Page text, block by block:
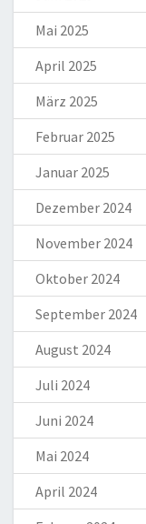
Mai 2025
April 2025
März 2025
Februar 2025
Januar 2025
Dezember 2024
November 2024
Oktober 2024
September 2024
August 2024
Juli 2024
Juni 2024
Mai 2024
April 2024